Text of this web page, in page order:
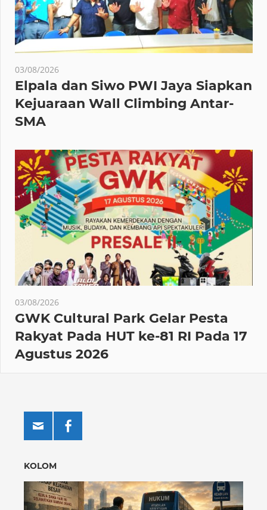
03/08/2026
Elpala dan Siwo PWI Jaya Siapkan
Kejuaraan Wall Climbing Antar-
SMA
03/08/2026
GWK Cultural Park Gelar Pesta
Rakyat Pada HUT ke-81 RI Pada 17
Agustus 2026
KOLOM